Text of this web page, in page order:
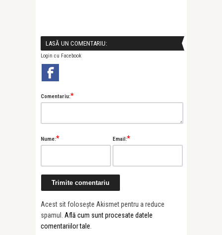
LASĂ UN COMENTARIU:
Login cu Facebook
Comentariu:*
Nume:* Email:*
Acest sit folosește Akismet pentru a reduce
spamul. Află cum sunt procesate datele
comentariilor tale